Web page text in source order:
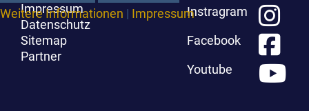
Impressum
Datenschutz
Sitemap
Partner
Instragram
Facebook
Youtube
Weitere Informationen | Impressum